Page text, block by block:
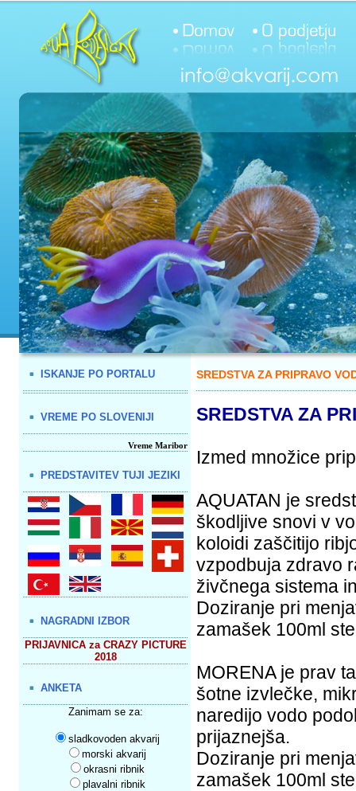
ISKANJE PO PORTALU
VREME PO SLOVENIJI
Vreme Maribor
PREDSTAVITEV TUJI JEZIKI
NAGRADNI IZBOR
PRIJAVNICA za CRAZY PICTURE
2018
ANKETA
Zanimam se za:
sladkovoden akvarij
morski akvarij
okrasni ribnik
plavalni ribnik
SREDSTVA ZA PRIPRAVO
SREDSTVA ZA
Izmed množice
AQUATAN je
škodljive snovi v
koloidi zaščitijo
vzpodbuja zdravo
živčnega sistema
Doziranje pri
zamašek 100ml
MORENA je prav
šotne izvlečke,
naredijo vodo
prijaznejša.
Doziranje pri
zamašek 100ml